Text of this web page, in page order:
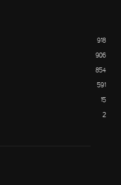
918
906
854
591
15
2